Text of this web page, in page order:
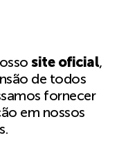
site oficial,
de todos
fornecer
em nossos